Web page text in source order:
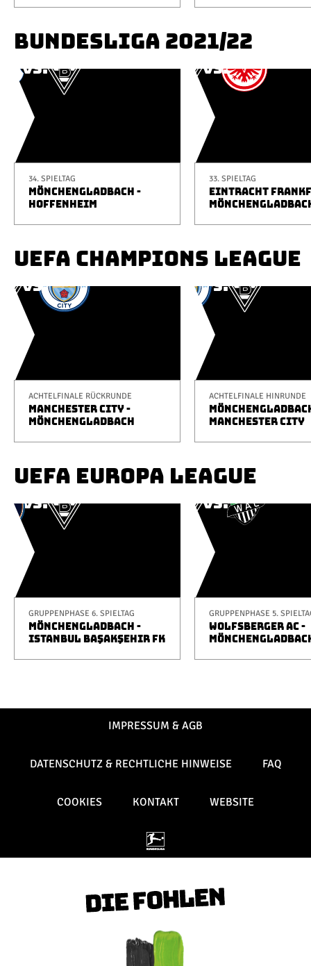
BUNDESLIGA 2021/22
34. SPIELTAG
MÖNCHENGLADBACH -
HOFFENHEIM
33. SPIELTAG
EINTRACHT
UEFA CHAMPIONS LEAGUE
ACHTELFINALE RÜCKRUNDE
MANCHESTER CITY -
MÖNCHENGLADBACH
ACHTELFINALE HINRUNDE
MANCHESTER CITY
UEFA EUROPA LEAGUE
GRUPPENPHASE 6. SPIELTAG
MÖNCHENGLADBACH -
ISTANBUL BAŞAKŞEHIR FK
GRUPPENPHASE 5.
WOLFSBERGER AC -
IMPRESSUM & AGB
DATENSCHUTZ & RECHTLICHE HINWEISE FAQ
COOKIES KONTAKT WEBSITE